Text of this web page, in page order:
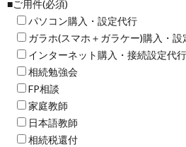
■ご用件(必須)
パソコン購入・設定代行
ガラホ(スマホ＋ガラケー)購入・設
インターネット購入・接続設定代行
相続勉強会
FP相談
家庭教師
日本語教師
相続税還付